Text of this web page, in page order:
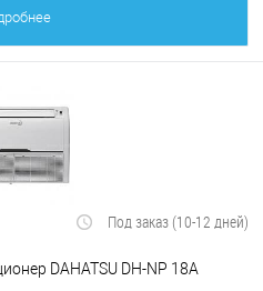
Под заказ (10-12 дней)
DAHATSU DH-NP 18A